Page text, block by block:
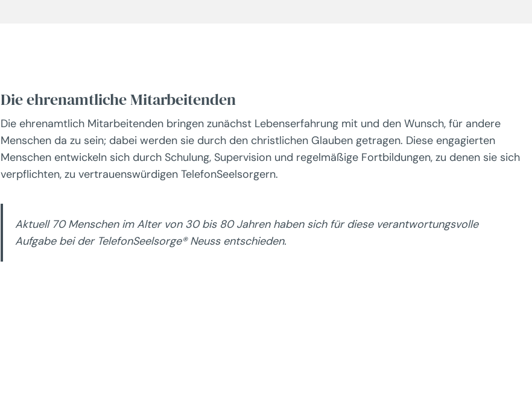
Die ehrenamtliche Mitarbeitenden
Die ehrenamtlich Mitarbeitenden bringen zunächst Lebenserfahrung mit und den Wunsch, für andere
Menschen da zu sein; dabei werden sie durch den christlichen Glauben getragen. Diese engagierten
Menschen entwickeln sich durch Schulung, Supervision und regelmäßige Fortbildungen, zu denen sie sich
verpflichten, zu vertrauenswürdigen TelefonSeelsorgern.
Aktuell 70 Menschen im Alter von 30 bis 80 Jahren haben sich für diese verantwortungsvolle
Aufgabe bei der TelefonSeelsorge® Neuss entschieden.